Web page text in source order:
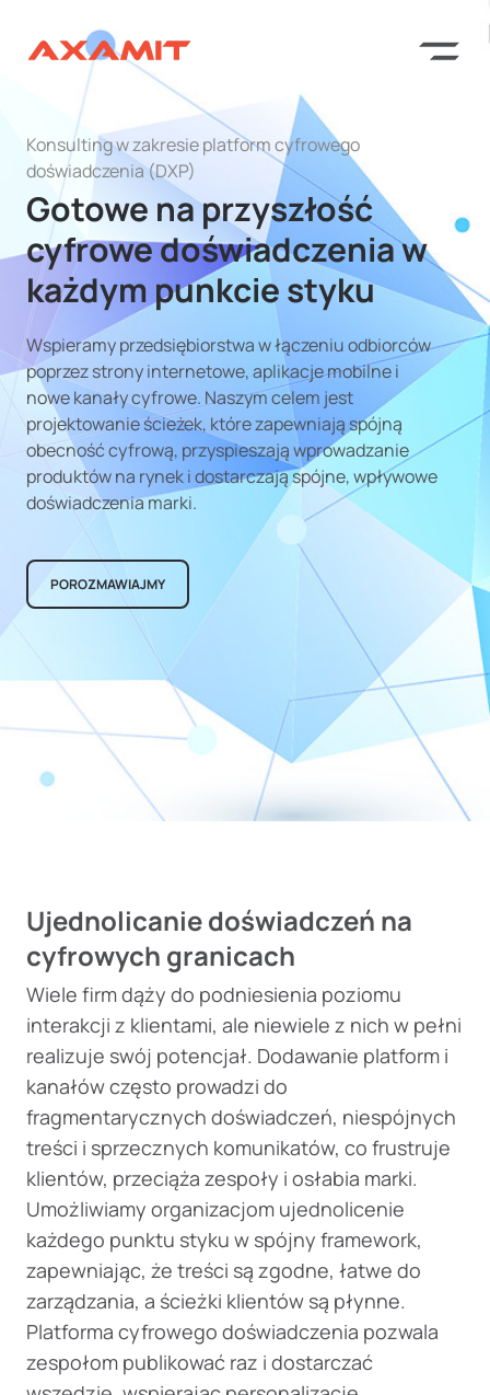
Konsulting w zakresie platform cyfrowego
doświadczenia (DXP)
Gotowe na przyszłość
cyfrowe doświadczenia w
każdym punkcie styku
Wspieramy przedsiębiorstwa w łączeniu odbiorców
poprzez strony internetowe, aplikacje mobilne i
nowe kanały cyfrowe. Naszym celem jest
projektowanie ścieżek, które zapewniają spójną
obecność cyfrową, przyspieszają wprowadzanie
produktów na rynek i dostarczają spójne, wpływowe
doświadczenia marki.
POROZMAWIAJMY
Ujednolicanie doświadczeń na
cyfrowych granicach
Wiele firm dąży do podniesienia poziomu
interakcji z klientami, ale niewiele z nich w pełni
realizuje swój potencjał. Dodawanie platform i
kanałów często prowadzi do
fragmentarycznych doświadczeń, niespójnych
treści i sprzecznych komunikatów, co frustruje
klientów, przeciąża zespoły i osłabia marki.
Umożliwiamy organizacjom ujednolicenie
każdego punktu styku w spójny framework,
zapewniając, że treści są zgodne, łatwe do
zarządzania, a ścieżki klientów są płynne.
Platforma cyfrowego doświadczenia pozwala
zespołom publikować raz i dostarczać